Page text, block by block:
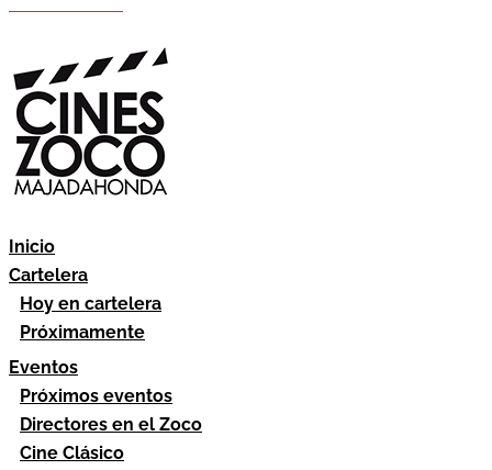
Inicio
Cartelera
Hoy en cartelera
Próximamente
Eventos
Próximos eventos
Directores en el Zoco
Cine Clásico